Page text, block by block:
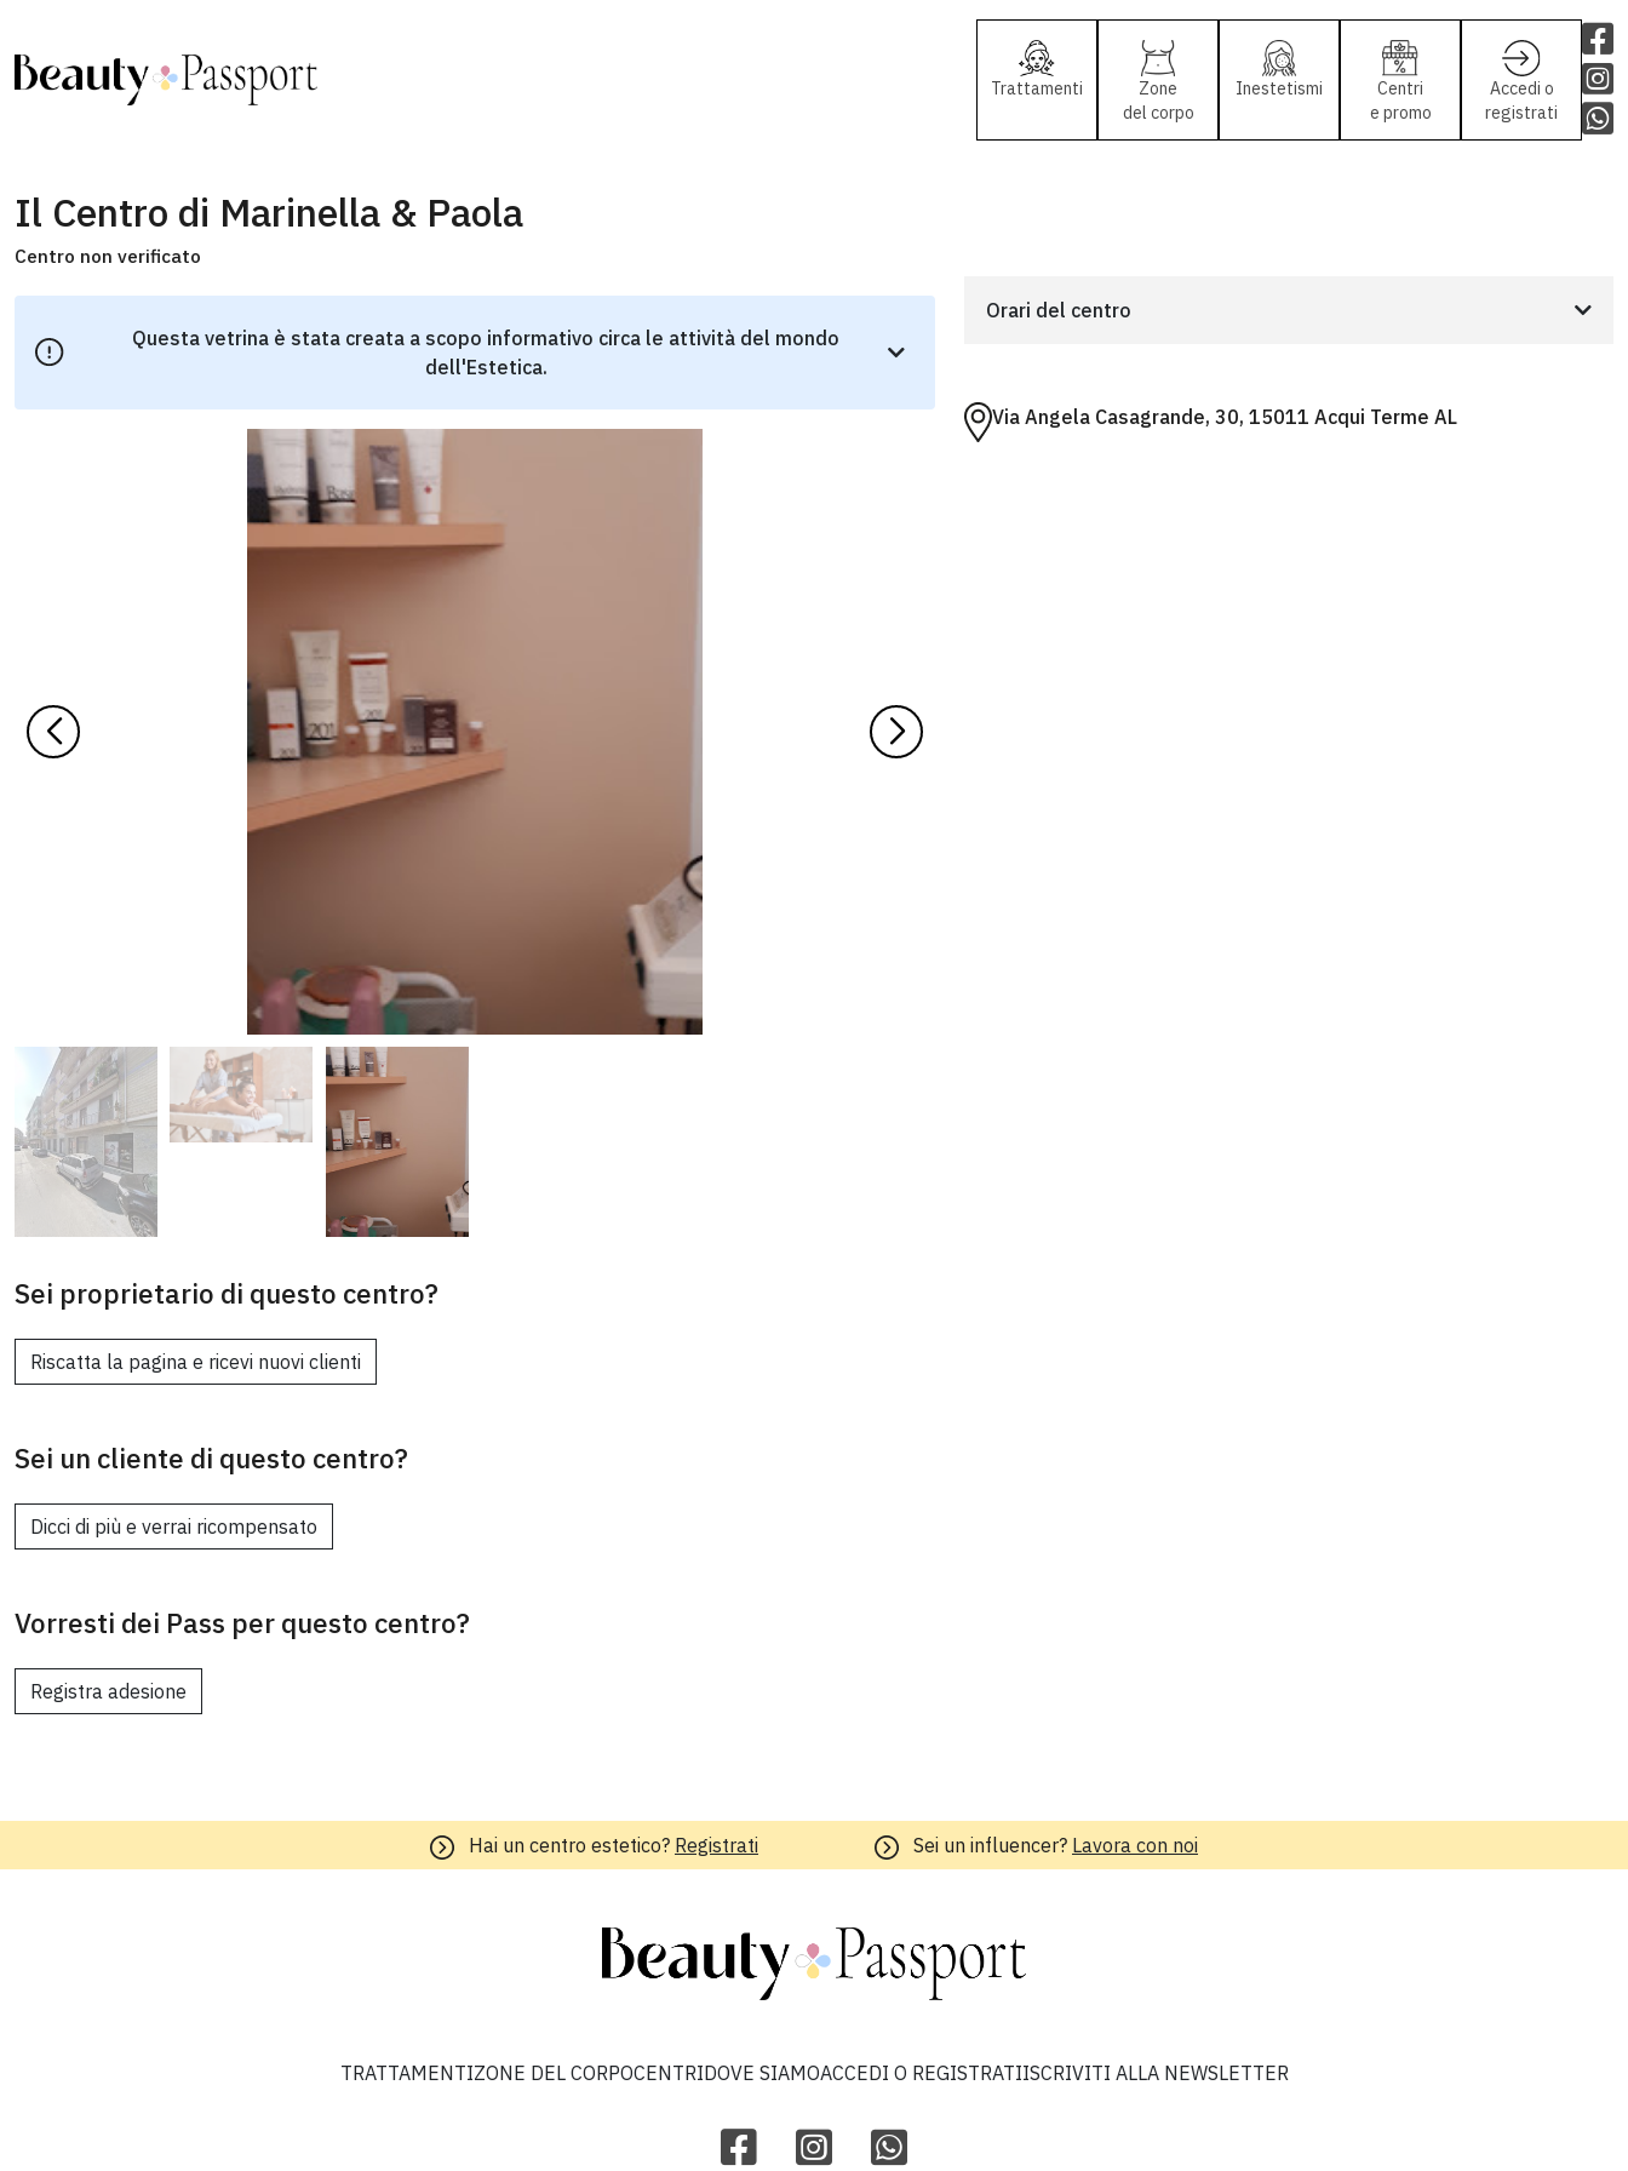
Trattamenti
Zone
del corpo
Inestetismi
Centri
e promo
Accedi o
registrati
Il Centro di Marinella & Paola
Centro non verificato
Questa vetrina è stata creata a scopo informativo circa le attività del mondo
dell'Estetica.
Sei proprietario di questo centro?
Riscatta la pagina e ricevi nuovi clienti
Sei un cliente di questo centro?
Dicci di più e verrai ricompensato
Vorresti dei Pass per questo centro?
Registra adesione
Orari del centro
Via Angela Casagrande, 30, 15011 Acqui Terme AL
Hai un centro estetico? Registrati Sei un influencer? Lavora con noi
TRATTAMENTIZONE DEL CORPOCENTRIDOVE SIAMOACCEDI O REGISTRATIISCRIVITI ALLA NEWSLETTER